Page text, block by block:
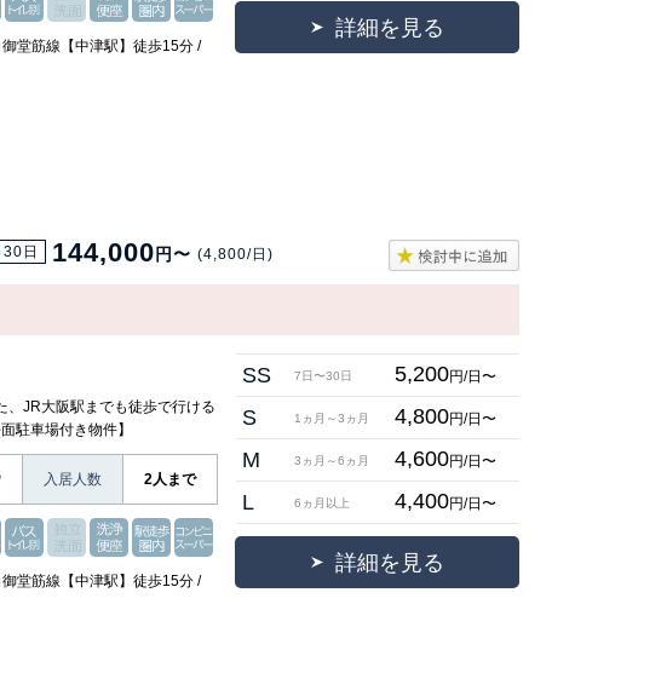
堂筋線【中津駅】徒歩15分 /
詳細を見る
30日 144,000 円〜 (4,800/日)
、JR大阪駅までも徒歩で行ける
駐車場付き物件】
入居人数 2人まで
堂筋線【中津駅】徒歩15分 /
SS 7日〜30日 5,200円/日〜
S 1ヵ月～3ヵ月 4,800円/日〜
M 3ヵ月～6ヵ月 4,600円/日〜
L 6ヵ月以上 4,400円/日〜
詳細を見る